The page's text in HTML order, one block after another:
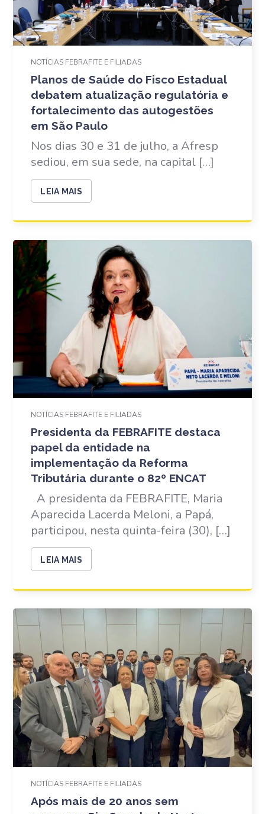
NOTÍCIAS FEBRAFITE E FILIADAS
Planos de Saúde do Fisco Estadual
debatem atualização regulatória e
fortalecimento das autogestões
em São Paulo
Nos dias 30 e 31 de julho, a Afresp
sediou, em sua sede, na capital […]
LEIA MAIS
NOTÍCIAS FEBRAFITE E FILIADAS
Presidenta da FEBRAFITE destaca
papel da entidade na
implementação da Reforma
Tributária durante o 82º ENCAT
A presidenta da FEBRAFITE, Maria
Aparecida Lacerda Meloni, a Papá,
participou, nesta quinta-feira (30), […]
LEIA MAIS
NOTÍCIAS FEBRAFITE E FILIADAS
Após mais de 20 anos sem